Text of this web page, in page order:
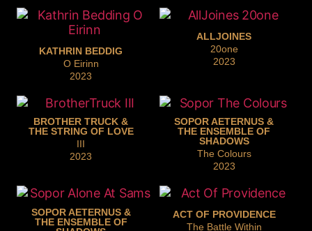
KATHRIN BEDDIG
O Eirinn
2023
ALLJOINES
20one
2023
BROTHER TRUCK &
THE STRING OF LOVE
III
2023
SOPOR AETERNUS &
THE ENSEMBLE OF
SHADOWS
The Colours
2023
SOPOR AETERNUS &
THE ENSEMBLE OF
ACT OF PROVIDENCE
The Battle Within